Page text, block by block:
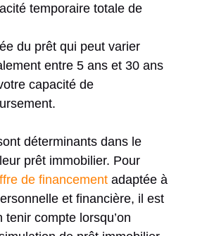
temporaire totale de
du prêt qui peut varier
entre 5 ans et 30 ans
capacité de
déterminants dans le
prêt immobilier. Pour
de financement adaptée à
et financière, il est
tenir compte lorsqu’on